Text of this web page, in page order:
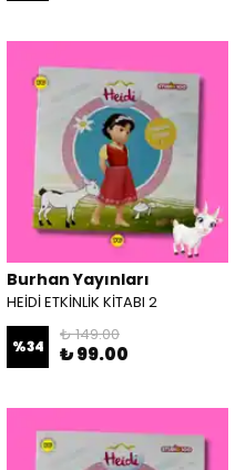
Burhan Yayınları
HEİDİ ETKİNLİK KİTABI 2
%34
₺ 149.00
₺ 99.00